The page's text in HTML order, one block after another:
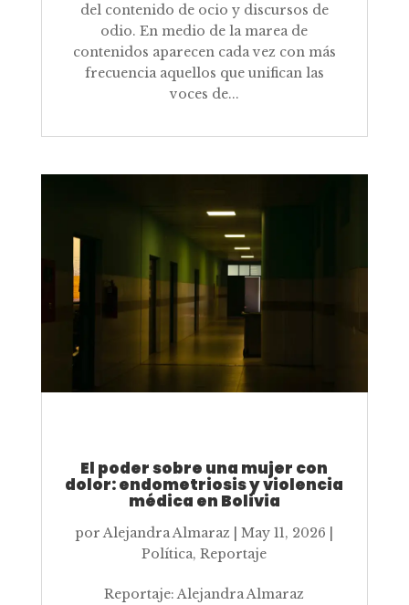
del contenido de ocio y discursos de
odio. En medio de la marea de
contenidos aparecen cada vez con más
frecuencia aquellos que unifican las
voces de...
El poder sobre una mujer con
dolor: endometriosis y violencia
médica en Bolivia
porAlejandra Almaraz |May 11, 2026
Política,Reportaje
Reportaje: Alejandra Almaraz